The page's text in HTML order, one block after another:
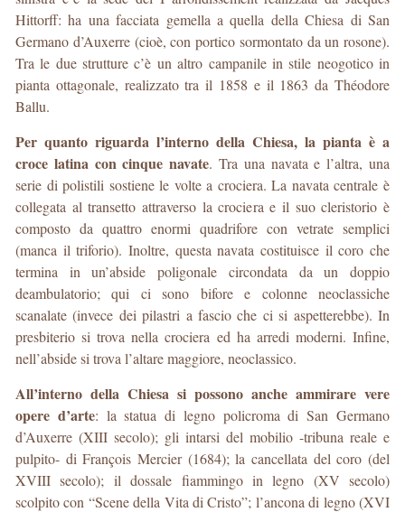
Hittorff: ha una facciata gemella a quella della Chiesa di San
Germano d’Auxerre (cioè, con portico sormontato da un rosone).
Tra le due strutture c’è un altro campanile in stile neogotico in
pianta ottagonale, realizzato tra il 1858 e il 1863 da Théodore
Ballu.
Per quanto riguarda l’interno della Chiesa, la pianta è a
croce latina con cinque navate. Tra una navata e l’altra, una
serie di polistili sostiene le volte a crociera. La navata centrale è
collegata al transetto attraverso la crociera e il suo cleristorio è
composto da quattro enormi quadrifore con vetrate semplici
(manca il triforio). Inoltre, questa navata costituisce il coro che
termina in un’abside poligonale circondata da un doppio
deambulatorio; qui ci sono bifore e colonne neoclassiche
scanalate (invece dei pilastri a fascio che ci si aspetterebbe). In
presbiterio si trova nella crociera ed ha arredi moderni. Infine,
nell’abside si trova l’altare maggiore, neoclassico.
All’interno della Chiesa si possono anche ammirare vere
opere d’arte: la statua di legno policroma di San Germano
d’Auxerre (XIII secolo); gli intarsi del mobilio -tribuna reale e
pulpito- di François Mercier (1684); la cancellata del coro (del
XVIII secolo); il dossale fiammingo in legno (XV secolo)
scolpito con “Scene della Vita di Cristo”; l’ancona di legno (XVI